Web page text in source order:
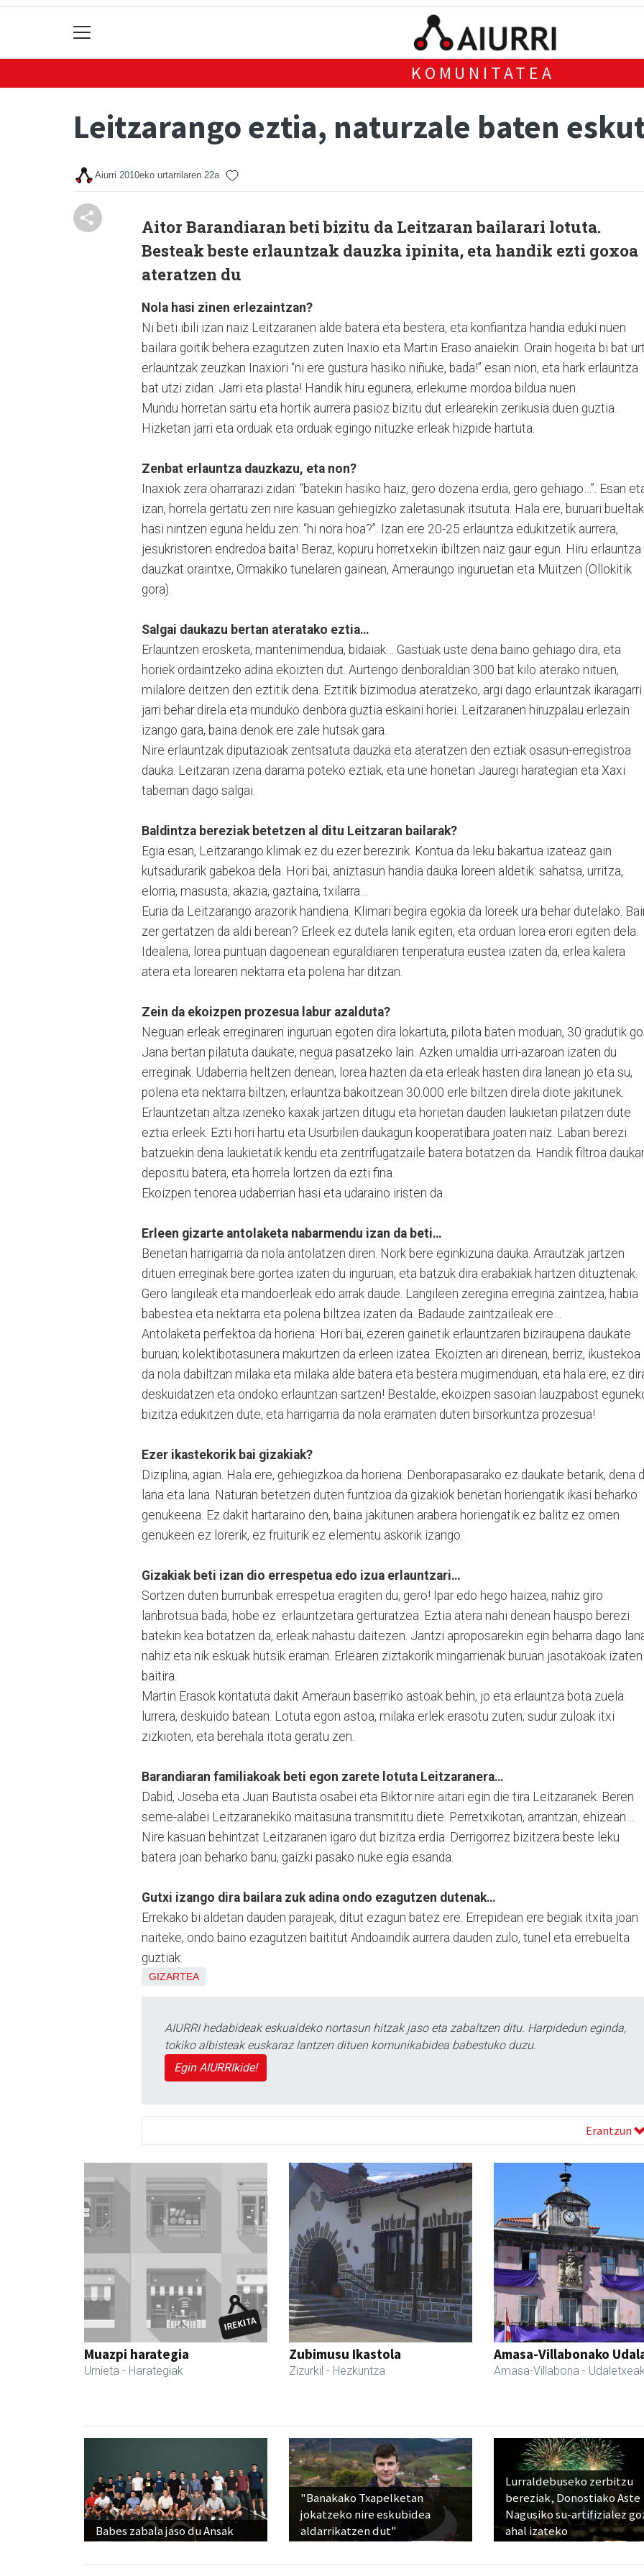
KOMUNITATEA
Leitzarango eztia, naturzale baten
Aiurri 2010eko urtarrilaren 22a
Aitor Barandiaran beti bizitu da Leitzaran bailarari lotuta.
Besteak beste erlauntzak dauzka ipinita, eta handik ezti goxoa
ateratzen du
Nola hasi zinen erlezaintzan?
Ni beti ibili izan naiz Leitzaranen alde batera eta bestera, eta konfiantza handia eduki nuen
bailara goitik behera ezagutzen zuten Inaxio eta Martin Eraso anaiekin. Orain hogeita bi bat
erlauntzak zeuzkan Inaxiori “ni ere gustura hasiko niñuke, bada!” esan nion, eta hark erlauntza
bat utzi zidan. Jarri eta plasta! Handik hiru egunera, erlekume mordoa bildua nuen.
Mundu horretan sartu eta hortik aurrera pasioz bizitu dut erlearekin zerikusia duen guztia.
Hizketan jarri eta orduak eta orduak egingo nituzke erleak hizpide hartuta.
Zenbat erlauntza dauzkazu, eta non?
Inaxiok zera oharrarazi zidan: “batekin hasiko haiz, gero dozena erdia, gero gehiago…”. Esan
izan, horrela gertatu zen nire kasuan gehiegizko zaletasunak itsututa. Hala ere, buruari
hasi nintzen eguna heldu zen: “hi nora hoa?”. Izan ere 20-25 erlauntza edukitzetik aurrera,
jesukristoren endredoa baita! Beraz, kopuru horretxekin ibiltzen naiz gaur egun. Hiru erlauntza
dauzkat oraintxe, Ormakiko tunelaren gainean, Ameraungo inguruetan eta Muitzen (Ollokitik
gora).
Salgai daukazu bertan ateratako eztia…
Erlauntzen erosketa, mantenimendua, bidaiak… Gastuak uste dena baino gehiago dira, eta
horiek ordaintzeko adina ekoizten dut. Aurtengo denboraldian 300 bat kilo aterako nituen,
milalore deitzen den eztitik dena. Eztitik bizimodua ateratzeko, argi dago erlauntzak ikaragarri
jarri behar direla eta munduko denbora guztia eskaini horiei. Leitzaranen hiruzpalau erlezain
izango gara, baina denok ere zale hutsak gara.
Nire erlauntzak diputazioak zentsatuta dauzka eta ateratzen den eztiak osasun-erregistroa
dauka. Leitzaran izena darama poteko eztiak, eta une honetan Jauregi harategian eta Xaxi
tabernan dago salgai.
Baldintza bereziak betetzen al ditu Leitzaran bailarak?
Egia esan, Leitzarango klimak ez du ezer berezirik. Kontua da leku bakartua izateaz gain
kutsadurarik gabekoa dela. Hori bai, aniztasun handia dauka loreen aldetik: sahatsa, urritza,
elorria, masusta, akazia, gaztaina, txilarra…
Euria da Leitzarango arazorik handiena. Klimari begira egokia da loreek ura behar dutelako.
zer gertatzen da aldi berean? Erleek ez dutela lanik egiten, eta orduan lorea erori egiten dela.
Idealena, lorea puntuan dagoenean eguraldiaren tenperatura eustea izaten da, erlea kalera
atera eta lorearen nektarra eta polena har ditzan.
Zein da ekoizpen prozesua labur azalduta?
Neguan erleak erreginaren inguruan egoten dira lokartuta, pilota baten moduan, 30 gradutik
Jana bertan pilatuta daukate, negua pasatzeko lain. Azken umaldia urri-azaroan izaten du
erreginak. Udaberria heltzen denean, lorea hazten da eta erleak hasten dira lanean jo eta su,
polena eta nektarra biltzen; erlauntza bakoitzean 30.000 erle biltzen direla diote jakitunek.
Erlauntzetan altza izeneko kaxak jartzen ditugu eta horietan dauden laukietan pilatzen dute
eztia erleek. Ezti hori hartu eta Usurbilen daukagun kooperatibara joaten naiz. Laban berezi
batzuekin dena laukietatik kendu eta zentrifugatzaile batera botatzen da. Handik filtroa
depositu batera, eta horrela lortzen da ezti fina.
Ekoizpen tenorea udaberrian hasi eta udaraino iristen da.
Erleen gizarte antolaketa nabarmendu izan da beti…
Benetan harrigarria da nola antolatzen diren. Nork bere eginkizuna dauka. Arrautzak jartzen
dituen erreginak bere gortea izaten du inguruan, eta batzuk dira erabakiak hartzen dituztenak.
Gero langileak eta mandoerleak edo arrak daude. Langileen zeregina erregina zaintzea, habia
babestea eta nektarra eta polena biltzea izaten da. Badaude zaintzaileak ere…
Antolaketa perfektoa da horiena. Hori bai, ezeren gainetik erlauntzaren biziraupena daukate
buruan; kolektibotasunera makurtzen da erleen izatea. Ekoizten ari direnean, berriz, ikustekoa
da nola dabiltzan milaka eta milaka alde batera eta bestera mugimenduan, eta hala ere, ez
deskuidatzen eta ondoko erlauntzan sartzen! Bestalde, ekoizpen sasoian lauzpabost
bizitza edukitzen dute, eta harrigarria da nola eramaten duten birsorkuntza prozesua!
Ezer ikastekorik bai gizakiak?
Diziplina, agian. Hala ere, gehiegizkoa da horiena. Denborapasarako ez daukate betarik, dena
lana eta lana. Naturan betetzen duten funtzioa da gizakiok benetan horiengatik ikasi beharko
genukeena. Ez dakit hartaraino den, baina jakitunen arabera horiengatik ez balitz ez omen
genukeen ez lorerik, ez fruiturik ez elementu askorik izango.
Gizakiak beti izan dio errespetua edo izua erlauntzari…
Sortzen duten burrunbak errespetua eragiten du, gero! Ipar edo hego haizea, nahiz giro
lanbrotsua bada, hobe ez erlauntzetara gerturatzea. Eztia atera nahi denean hauspo berezi
batekin kea botatzen da, erleak nahastu daitezen. Jantzi aproposarekin egin beharra dago
nahiz eta nik eskuak hutsik eraman. Erlearen ziztakorik mingarrienak buruan jasotakoak izaten
baitira.
Martin Erasok kontatuta dakit Ameraun baserriko astoak behin, jo eta erlauntza bota zuela
lurrera, deskuido batean. Lotuta egon astoa, milaka erlek erasotu zuten; sudur zuloak itxi
zizkioten, eta berehala itota geratu zen.
Barandiaran familiakoak beti egon zarete lotuta Leitzaranera…
Dabid, Joseba eta Juan Bautista osabei eta Biktor nire aitari egin die tira Leitzaranek. Beren
seme-alabei Leitzaranekiko maitasuna transmititu diete. Perretxikotan, arrantzan, ehizean…
Nire kasuan behintzat Leitzaranen igaro dut bizitza erdia. Derrigorrez bizitzera beste leku
batera joan beharko banu, gaizki pasako nuke egia esanda.
Gutxi izango dira bailara zuk adina ondo ezagutzen dutenak…
Errekako bi aldetan dauden parajeak, ditut ezagun batez ere. Errepidean ere begiak itxita joan
naiteke, ondo baino ezagutzen baititut Andoaindik aurrera dauden zulo, tunel eta errebuelta
guztiak.
GIZARTEA
AIURRI hedabideak eskualdeko nortasun hitzak jaso eta zabaltzen ditu. Harpidedun eginda,
tokiko albisteak euskaraz lantzen dituen komunikabidea babestuko duzu.
Egin AIURRIkide!
Erantzun
Muazpi harategia
Urnieta - Harategiak
Zubimusu Ikastola
Zizurkil - Hezkuntza
Amasa-Villabonako
Amasa-Villabona -
Babes zabala jaso du Ansak
"Banakako Txapelketan
jokatzeko nire eskubidea
aldarrikatzen dut"
Lurraldebuseko zerbitzu
bereziak, Donostiako Aste
Nagusiko su-artifizialez
ahal izateko